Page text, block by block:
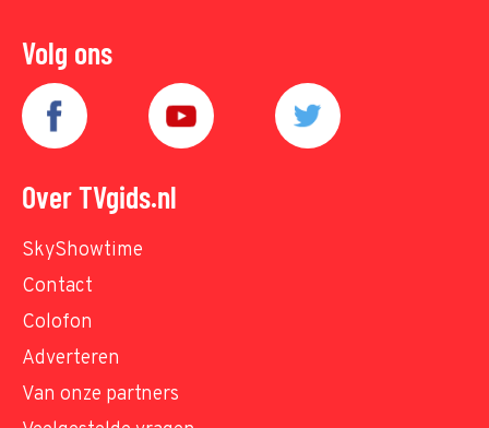
Volg ons
Over TVgids.nl
SkyShowtime
Contact
Colofon
Adverteren
Van onze partners